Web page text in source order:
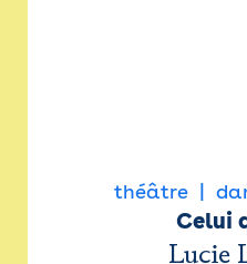
théâtre
Celui
Lucie